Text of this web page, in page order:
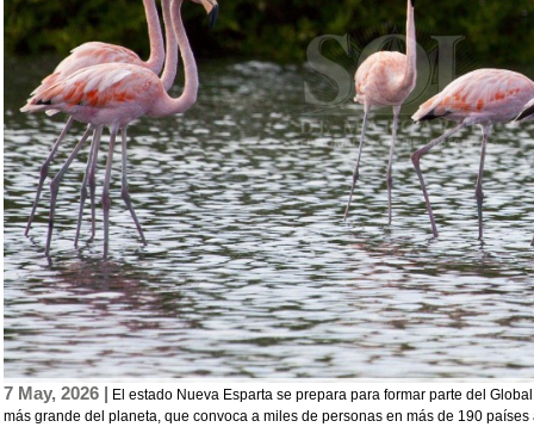
7 May, 2026 | El estado Nueva Esparta se prepara para formar parte del
más grande del planeta, que convoca a miles de personas en más de 190